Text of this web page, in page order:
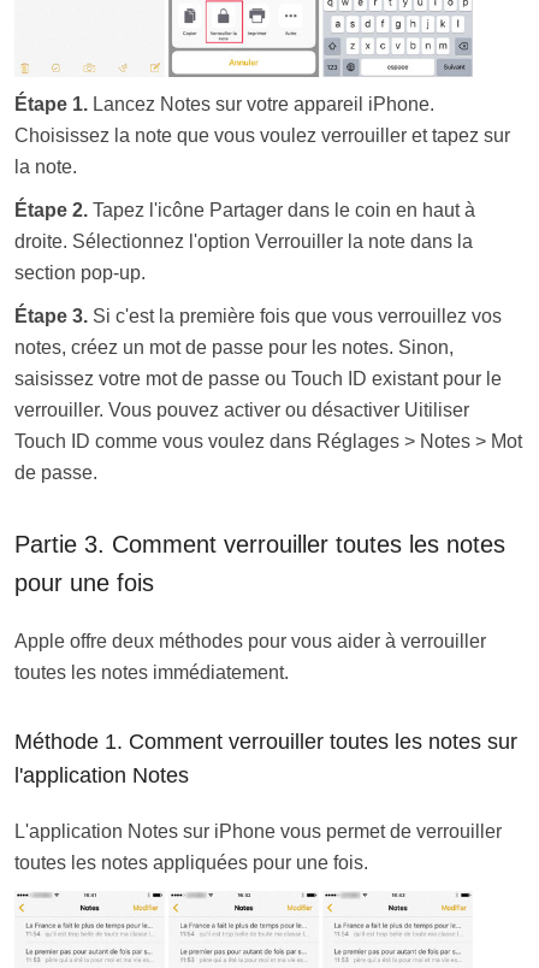
Étape 1. Lancez Notes sur votre appareil iPhone.
Choisissez la note que vous voulez verrouiller et tapez sur
la note.
Étape 2. Tapez l'icône Partager dans le coin en haut à
droite. Sélectionnez l'option Verrouiller la note dans la
section pop-up.
Étape 3. Si c'est la première fois que vous verrouillez vos
notes, créez un mot de passe pour les notes. Sinon,
saisissez votre mot de passe ou Touch ID existant pour le
verrouiller. Vous pouvez activer ou désactiver Uitiliser
Touch ID comme vous voulez dans Réglages > Notes > Mot
de passe.
Partie 3. Comment verrouiller toutes les notes
pour une fois
Apple offre deux méthodes pour vous aider à verrouiller
toutes les notes immédiatement.
Méthode 1. Comment verrouiller toutes les notes sur
l'application Notes
L'application Notes sur iPhone vous permet de verrouiller
toutes les notes appliquées pour une fois.